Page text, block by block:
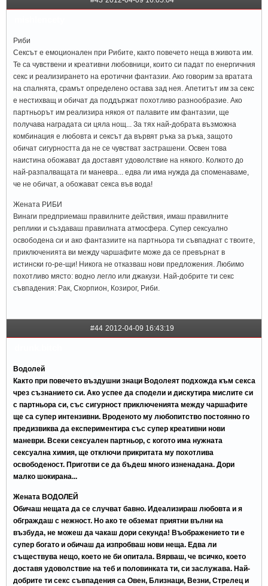
Риби
Сексът е емоционален при Рибите, както повечето неща в живота им.
Те са чувствени и креативни любовници, които си падат по енергичния
секс и реализирането на еротични фантазии. Ако говорим за вратата
на спалнята, срамът определено остава зад нея. Апетитът им за секс
е нестихващ и обичат да поддържат похотливо разнообразие. Ако
партньорът им реализира някоя от палавите им фантазии, ще
получава наградата си цяла нощ... За тях най-добрата възможна
комбинация е любовта и сексът да вървят ръка за ръка, защото
обичат сигурността да не се чувстват застрашени. Освен това
наистина обожават да доставят удоволствие на някого. Колкото до
най-разпалващата ги маневра... едва ли има нужда да споменаваме,
че не обичат, а обожават секса във вода!
Жената РИБИ
Винаги предприемаш правилните действия, имаш правилните
реплики и създаваш правилната атмосфера. Супер сексуално
освободена си и ако фантазиите на партньора ти съвпаднат с твоите,
приключенията ви между чаршафите може да се превърнат в
истински го-ре-щи! Никога не отказваш нови предложения. Любимо
похотливо място: водно легло или джакузи. Най-добрите ти секс
съвпадения: Рак, Скорпион, Козирог, Риби.
#44 2012-04-09 16:43:19
Водолей
Както при повечето въздушни знаци Водолеят подхожда към секса
чрез съзнанието си. Ако успее да сподели и дискутира мислите си
с партньора си, със сигурност приключенията между чаршафите
ще са супер интензивни. Вроденото му любопитство постоянно го
предизвиква да експериментира със супер креативни нови
маневри. Всеки сексуален партньор, с когото има нужната
сексуална химия, ще отключи прикритата му похотлива
освободеност. Приготви се да бъдеш много изненадана. Дори
малко шокирана...
Жената ВОДОЛЕЙ
Обичаш нещата да се случват бавно. Идеализираш любовта и я
обграждаш с нежност. Но ако те обземат приятни вълни на
възбуда, не можеш да чакаш дори секунда! Въображението ти е
супер богато и обичаш да изпробваш нови неща. Едва ли
съществува нещо, което не би опитала. Вярваш, че всичко, което
доставя удоволствие на теб и половинката ти, си заслужава. Най-
добрите ти секс съвпадения са Овен, Близнаци, Везни, Стрелец и